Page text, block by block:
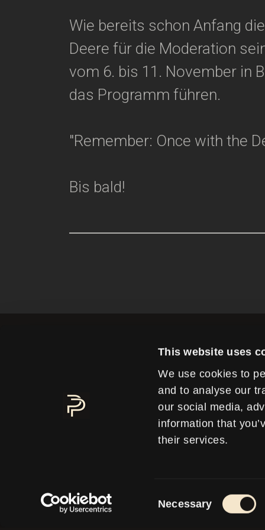
This website uses
We use cookies to
and to analyse our
our social media,
information that
their services.
Selection
Necessary
Wie bereits schon Anfang
Deere für die Moderation
vom 6. bis 11. November in
das Programm führen.
"Remember: Once with the
Bis bald!